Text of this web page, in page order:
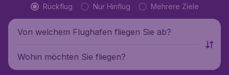
Rückflug Nur Hinflug Mehrere Ziele
Von welchem Flughafen fliegen Sie ab?
Wohin möchten Sie fliegen?